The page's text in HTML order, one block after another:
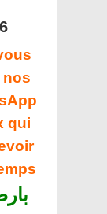
nos
qui